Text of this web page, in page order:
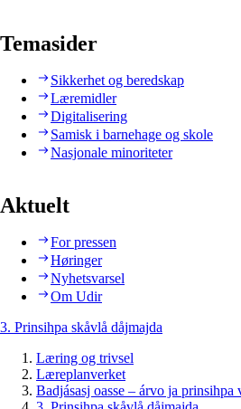
Temasider
Sikkerhet og beredskap
Læremidler
Digitalisering
Samisk i barnehage og skole
Nasjonale minoriteter
Aktuelt
For pressen
Høringer
Nyhetsvarsel
Om Udir
3. Prinsihpa skåvlå dåjmajda
Læring og trivsel
Læreplanverket
Badjásasj oasse – árvo ja prinsihpa